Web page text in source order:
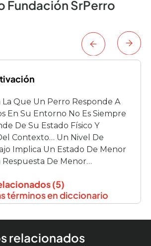
Fundación SrPerro
La Que Un Perro Responde A
En Su Entorno No Es Siempre
De Su Estado Físico Y
Contexto… Un Nivel De
Implica Un Estado De Menor
Respuesta De Menor
Alerta Mayor, […]
(5)
términos en diccionario
relacionados